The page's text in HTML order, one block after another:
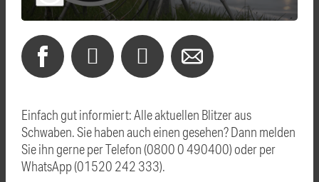
Einfach gut informiert: Alle aktuellen Blitzer aus
Schwaben. Sie haben auch einen gesehen? Dann melden
Sie ihn gerne per Telefon (0800 0 490400) oder per
WhatsApp (01520 242 333).